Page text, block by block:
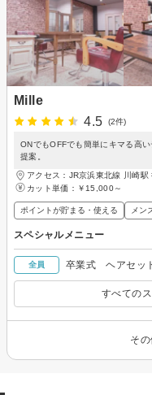
Mille
4.5
(2件)
ONでもOFFでも簡単にキマる高
提案。
アクセス：JR京浜東北線 川崎
カット単価： ￥15,000～
ポイントが貯まる・使える メン
スペシャルメニュー
全員 卒業式 ヘアセッ
すべての
そ